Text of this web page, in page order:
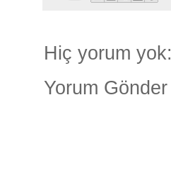
Hiç yorum yok:
Yorum Gönder